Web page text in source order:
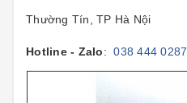
Thường Tín, TP Hà Nội
Hotline - Zalo:038 444 0287